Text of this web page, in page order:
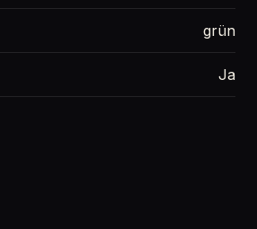
grün
Ja